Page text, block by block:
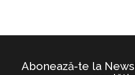
Abonează-te la